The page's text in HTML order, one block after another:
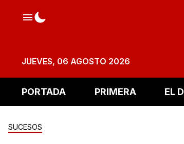
JUEVES, 06 AGOSTO 2026
PORTADA PRIMERA EL
SUCESOS